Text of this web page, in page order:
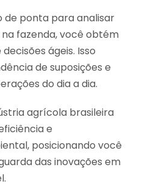
de ponta para analisar
fazenda, você obtém
ágeis. Isso
de suposições e
do dia a dia.
agrícola brasileira
e
posicionando você
das inovações em